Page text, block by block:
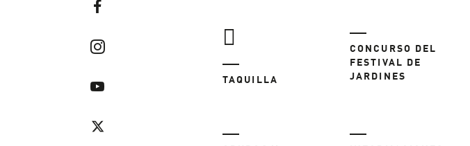
TAQUILLA
CONCURSO DEL
FESTIVAL DE
JARDINES